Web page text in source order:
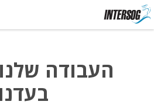
העבודה
בעדנו